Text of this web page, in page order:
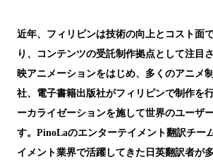
近年、フィリピンは技術の向上とコスト面
り、コンテンツの受託制作拠点として注目
映アニメーションをはじめ、多くのアニメ
社、電子書籍出版社がフィリピンで制作を
ーカライゼーションを施して世界のユーザ
す。PinoLaのエンターテイメント翻訳チー
イメント業界で活躍してきた日英翻訳者が